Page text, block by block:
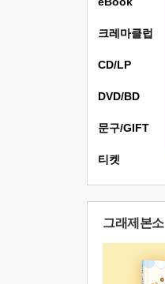
크레마클럽
CD/LP
DVD/BD
문구/GIFT
티켓
그래제본소